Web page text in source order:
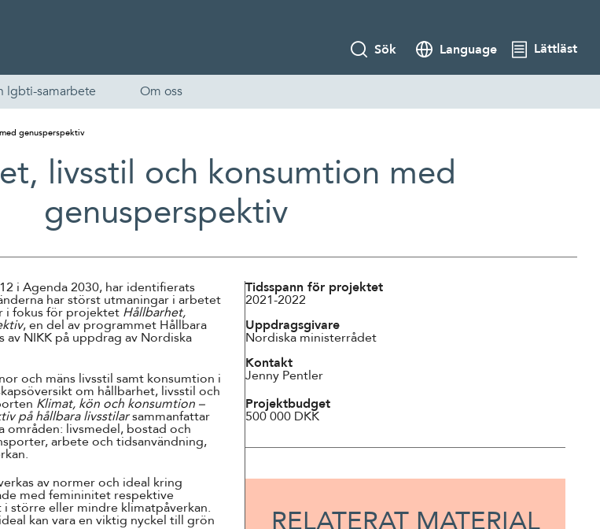
Sök Language Lättläst
lgbti-samarbete Om oss
genus­perspektiv
livsstil och konsumtion med
genus­perspektiv
i Agenda 2030, har identifierats
har störst utmaningar i arbetet
i fokus för projektet Hållbarhet,
, en del av programmet Hållbara
NIKK på uppdrag av Nordiska
och mäns livsstil samt konsumtion i
om hållbarhet, livsstil och
Klimat, kön och konsumtion –
på hållbara livsstilarsammanfattar
områden: livsmedel, bostad och
arbete och tidsanvändning,
av normer och ideal kring
med femininitet respektive
större eller mindre klimatpåverkan.
kan vara en viktig nyckel till grön
Tidsspann för projektet
2021-2022
Uppdragsgivare
Nordiska ministerrådet
Kontakt
Jenny Pentler
Projektbudget
500 000 DKK
RELATERAT MATERIAL